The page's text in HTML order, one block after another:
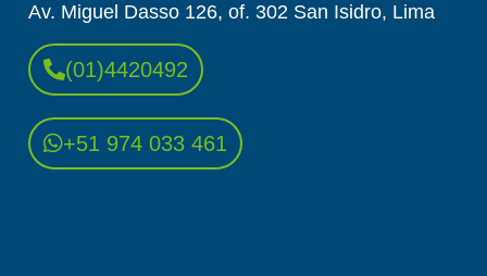
Av. Miguel Dasso 126, of. 302 San Isidro, Lima
(01)4420492
+51 974 033 461